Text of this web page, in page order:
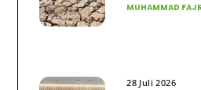
MUHAMMAD
28 Juli 2026